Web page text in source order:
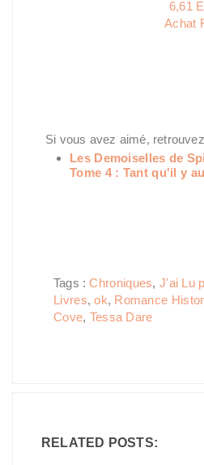
6,61
Achat
Si vous avez aimé,
Les Demoiselles de
Tome 4 : Tant qu'il y
Tags :Chroniques, J'ai Lu
Livres,ok, Romance
Cove, Tessa Dare
RELATED POSTS: